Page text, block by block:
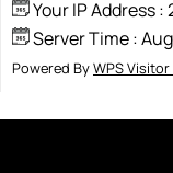
Your IP Address :
Server Time :
Powered ByWPS